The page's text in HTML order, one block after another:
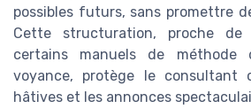
possibles futurs, sans promettre
Cette structuration, proche
certains manuels de méthode
voyance, protège le consultant
hâtives et les annonces